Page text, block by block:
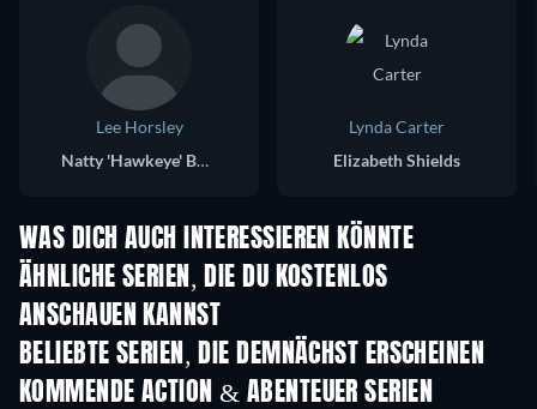
Lee Horsley
Natty 'Hawkeye' Bumppo
Lynda Carter
Elizabeth Shields
WAS DICH AUCH INTERESSIEREN KÖNNTE
Serie Serie
ÄHNLICHE SERIEN, DIE DU KOSTENLOS
ANSCHAUEN KANNST
Serie
BELIEBTE SERIEN, DIE DEMNÄCHST ERSCHEINEN
Serie Serie
KOMMENDE ACTION & ABENTEUER SERIEN